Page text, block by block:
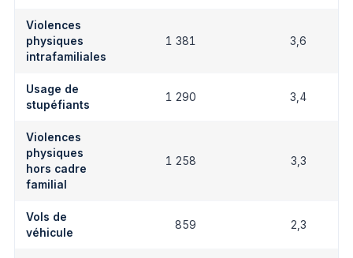
Violences
physiques
intrafamiliales
1 381 3,6
Usage de
stupéfiants
1 290 3,4
Violences
physiques
hors cadre
familial
1 258 3,3
Vols de
véhicule
859 2,3